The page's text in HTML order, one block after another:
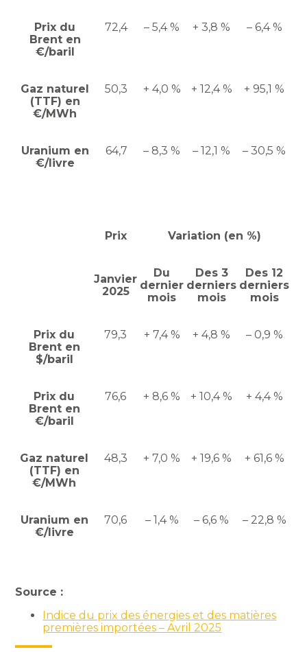
Prix du
Brent en
€/baril
72,4 – 5,4 % + 3,8 % – 6,4 %
Gaz naturel
(TTF) en
€/MWh
50,3 + 4,0 % + 12,4 % + 95,1 %
Uranium en
€/livre
64,7 – 8,3 % – 12,1 % – 30,5 %
Prix Variation (en %)
Janvier
2025
Du
dernier
mois
Des 3
derniers
mois
Des 12
derniers
mois
Prix du
Brent en
$/baril
79,3 + 7,4 % + 4,8 % – 0,9 %
Prix du
Brent en
€/baril
76,6 + 8,6 % + 10,4 % + 4,4 %
Gaz naturel
(TTF) en
€/MWh
48,3 + 7,0 % + 19,6 % + 61,6 %
Uranium en
€/livre
70,6 – 1,4 % – 6,6 % – 22,8 %
Source :
Indice du prix des énergies et des matières
premières importées – Avril 2025